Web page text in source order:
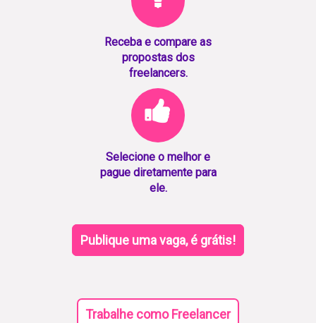
Receba e compare as
propostas dos
freelancers.
Selecione o melhor e
pague diretamente para
ele.
Publique uma vaga, é grátis!
Trabalhe como Freelancer